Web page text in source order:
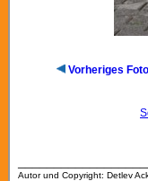
Vorheriges Foto
Autor und Copyright: Detlev